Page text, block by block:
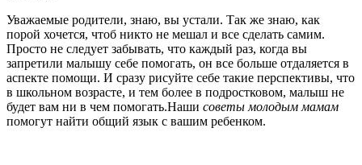
Уважаемые родители, знаю, вы устали. Так же знаю, как
порой хочется, чтоб никто не мешал и все сделать самим.
Просто не следует забывать, что каждый раз, когда вы
запретили малышу себе помогать, он все больше отдаляется в
аспекте помощи. И сразу рисуйте себе такие перспективы, что
в школьном возрасте, и тем более в подростковом, малыш не
будет вам ни в чем помогать.Наши советы молодым мамам
помогут найти общий язык с вашим ребенком.